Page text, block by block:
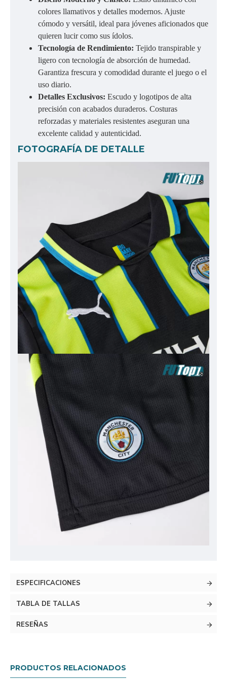
colores llamativos y detalles modernos. Ajuste
cómodo y versátil, ideal para jóvenes aficionados que
quieren lucir como sus ídolos.
Tecnología de Rendimiento: Tejido transpirable y
ligero con tecnología de absorción de humedad.
Garantiza frescura y comodidad durante el juego o el
uso diario.
Detalles Exclusivos: Escudo y logotipos de alta
precisión con acabados duraderos. Costuras
reforzadas y materiales resistentes aseguran una
excelente calidad y autenticidad.
FOTOGRAFÍA DE DETALLE
ESPECIFICACIONES
TABLA DE TALLAS
RESEÑAS
PRODUCTOS RELACIONADOS